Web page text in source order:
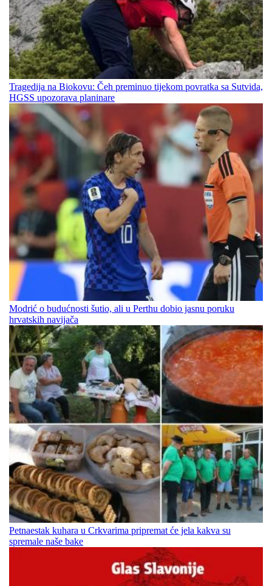
Tragedija na Biokovu: Čeh preminuo tijekom povratka sa Sutvida,
HGSS upozorava planinare
Modrić o budućnosti šutio, ali u Perthu dobio jasnu poruku
hrvatskih navijača
Petnaestak kuhara u Crkvarima pripremat će jela kakva su
spremale naše bake